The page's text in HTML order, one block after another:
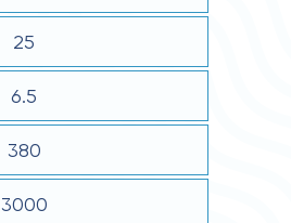
25
6.5
380
3000